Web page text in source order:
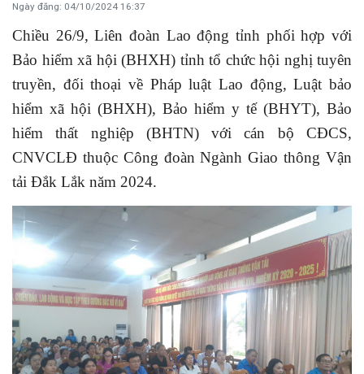
Ngày đăng: 04/10/2024 16:37
Chiều 26/9, Liên đoàn Lao động tỉnh phối hợp với
Bảo hiểm xã hội (BHXH) tỉnh tổ chức hội nghị tuyên
truyền, đối thoại về Pháp luật Lao động, Luật bảo
hiểm xã hội (BHXH), Bảo hiểm y tế (BHYT), Bảo
hiểm thất nghiệp (BHTN) với cán bộ CĐCS,
CNVCLĐ thuộc Công đoàn Ngành Giao thông Vận
tải Đắk Lắk năm 2024.